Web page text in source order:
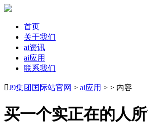
首页
关于我们
ai资讯
ai应用
联系我们
J9集团国际站官网 > ai应用 > > 内容
买一个实正在的人